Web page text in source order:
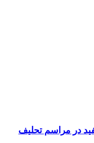
در مراسم تحلیف